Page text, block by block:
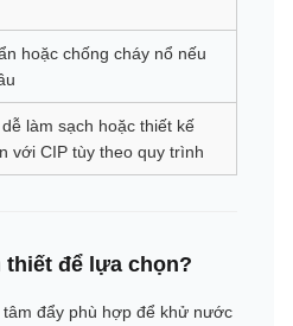
hoặc chống cháy nổ nếu
làm sạch hoặc thiết kế
với CIP tùy theo quy trình
thiết để lựa chọn?
đẩy phù hợp để khử nước